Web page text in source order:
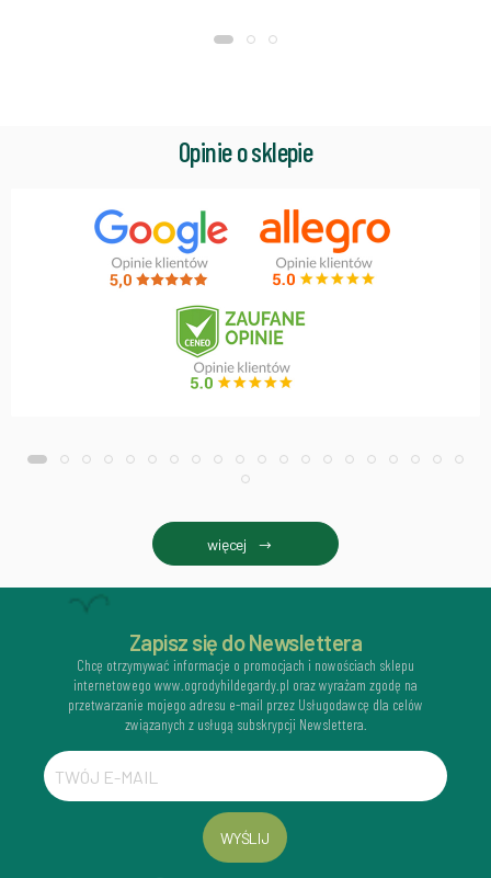
Opinie o sklepie
więcej
Zapisz się do Newslettera
Chcę otrzymywać informacje o promocjach i nowościach sklepu
internetowego www.ogrodyhildegardy.pl oraz wyrażam zgodę na
przetwarzanie mojego adresu e-mail przez Usługodawcę dla celów
związanych z usługą subskrypcji Newslettera.
WYŚLIJ